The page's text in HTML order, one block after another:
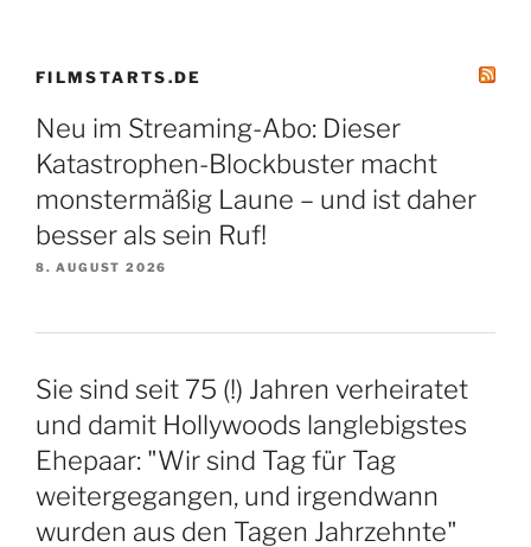
FILMSTARTS.DE
Neu im Streaming-Abo: Dieser
Katastrophen-Blockbuster macht
monstermäßig Laune – und ist daher
besser als sein Ruf!
8. AUGUST 2026
Sie sind seit 75 (!) Jahren verheiratet
und damit Hollywoods langlebigstes
Ehepaar: "Wir sind Tag für Tag
weitergegangen, und irgendwann
wurden aus den Tagen Jahrzehnte"